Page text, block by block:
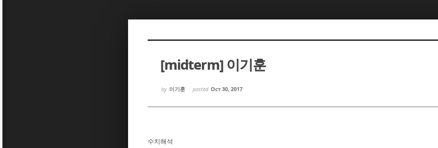
[midterm] 이기훈
by 이기훈 posted Oct 30, 2017
수치해석
Sketchbook5, 스케치북5
Sketchbook5, 스케치북5
Sketchbook5, 스케치북5
Sketchbook5, 스케치북5